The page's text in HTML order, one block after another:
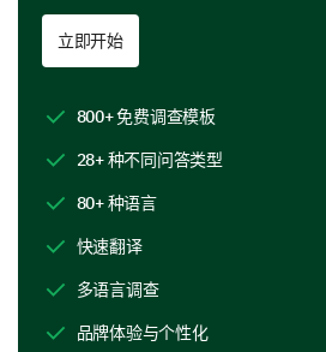
本部分关注理解您在政治问题上的
对于以下每个因素，请说明它
是
个人价值观
家庭影响
朋友的看法
媒体
立即开始
800+ 免费调查模板
28+ 种不同问答类型
80+ 种语言
快速翻译
多语言调查
品牌体验与个性化